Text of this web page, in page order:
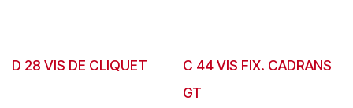
D 28 VIS DE CLIQUET
C 44 VIS FIX. CADRANS
GT